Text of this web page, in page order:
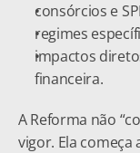
consórcios e
regimes
impactos
financeira.
A Reforma não
vigor. Ela